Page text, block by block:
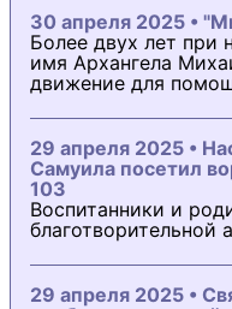
30 апреля 2025 •
Более двух лет при
имя Архангела
движение для
29 апреля 2025 •
Самуила посетил
103
Воспитанники и
благотворительной
29 апреля 2025 •